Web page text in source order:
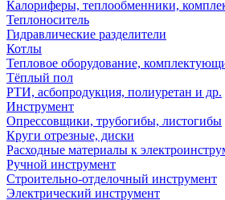
Калориферы, теплообменники,
Теплоноситель
Гидравлические разделители
Котлы
Тепловое оборудование,
Тёплый пол
РТИ, асбопродукция, полиуретан и др.
Инструмент
Опрессовщики, трубогибы, листогибы
Круги отрезные, диски
Расходные материалы к
Ручной инструмент
Строительно-отделочный инструмент
Электрический инструмент